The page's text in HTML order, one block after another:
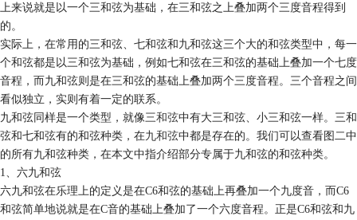
上来说就是以一个三和弦为基础，在三和弦之上叠加两个三度音程得到
的。
实际上，在常用的三和弦、七和弦和九和弦这三个大的和弦类型中，每一
个和弦都是以三和弦为基础，例如七和弦在三和弦的基础上叠加一个七度
音程，而九和弦则是在三和弦的基础上叠加两个三度音程。三个音程之间
看似独立，实则有着一定的联系。
九和弦同样是一个类型，就像三和弦中有大三和弦、小三和弦一样。三和
弦和七和弦有的和弦种类，在九和弦中都是存在的。我们可以查看图二中
的所有九和弦种类，在本文中指介绍部分专属于九和弦的和弦种类。
1、六九和弦
六九和弦在乐理上的定义是在C6和弦的基础上再叠加一个九度音，而C6
和弦简单地说就是在C音的基础上叠加了一个六度音程。正是C6和弦和九